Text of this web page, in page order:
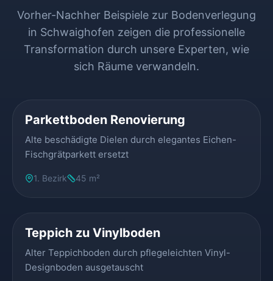
Vorher-Nachher Beispiele zur Bodenverlegung
in Schwaighofen zeigen die professionelle
Transformation durch unsere Experten, wie
sich Räume verwandeln.
Parkettboden Renovierung
Alte beschädigte Dielen durch elegantes Eichen-
Fischgrätparkett ersetzt
1. Bezirk 45 m²
Teppich zu Vinylboden
Alter Teppichboden durch pflegeleichten Vinyl-
Designboden ausgetauscht